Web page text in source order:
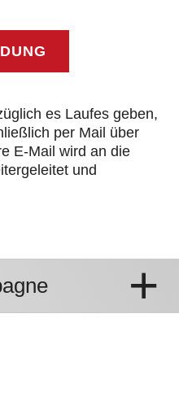
es Laufes geben,
per Mail über
E-Mail wird an die
und